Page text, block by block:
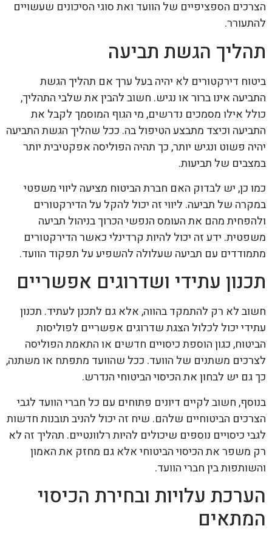
הצרכים הספציפיים של הוועד ואת סוגי הסיכונים שעשויים
להתעורר.
תהליך הגשת תביעה
ביטוח דירקטורים לא יהיה בעל ערך אם תהליך הגשת
התביעה אינו ברור או נגיש. חשוב להבין את שלבי התהליך,
כולל אילו מסמכים נדרשים, מי הגוף המוסמך לקבל את
התביעה וכיצד מתבצע הטיפול בה. ככל שהליך הגשת התביעה
יהיה פשוט ונגיש יותר, כך תהיה הפוליסה אפקטיבית יותר
במצבים של תביעות.
כמו כן, יש לבדוק האם חברת הביטוח מציעה ליווי משפטי
במקרה של תביעה. ליווי זה יכול להקל על הדירקטורים
ולהפחית מהם את העומס הנפשי הכרוך בניהול תביעה
משפטית. ידע זה יכול להיות קרדינלי כאשר הדירקטורים
מתמודדים עם תביעה שעלולה להשפיע על תפקוד הוועד.
תכנון עתידי ושדרוגים אפשריים
חשוב לא רק להתמקד בהווה, אלא גם לתכנן לעתיד. תכנון
עתידי יכול לכלול הצגת שדרוגים אפשריים לפוליסות
הביטוח, כגון הוספת כיסויים חדשים או התאמת הפוליסה
לצרכים משתנים של הוועד. ככל שהוועד מתפתח או משתנה,
כך גם יש לבחון את הכיסוי הביטוחי הנדרש.
בנוסף, חשוב לקיים דיונים פתוחים עם כל חברי הוועד לגבי
הצרכים הביטוחיים שלהם. שיח זה יכול להניב תובנות חדשות
לגבי כיסויים נוספים שיכולים להיות רלוונטיים. תהליך זה לא
רק משפר את הכיסוי הביטוחי אלא גם מחזק את האמון
והשותפות בין חברי הוועד.
הערכת עלויות ובחירת הכיסוי
המתאים